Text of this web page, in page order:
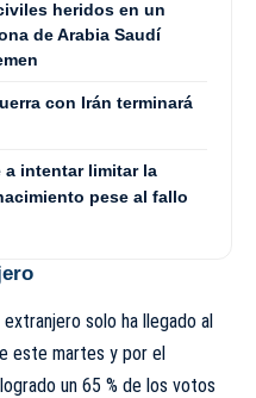
heridos en un
de Arabia Saudí
con Irán terminará
a intentar limitar la
pese al fallo
solo ha llegado al
este martes y por el
un 65 % de los votos